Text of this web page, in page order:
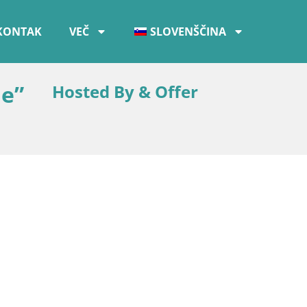
VEČ SLOVENŠČINA
Hosted By & Offer